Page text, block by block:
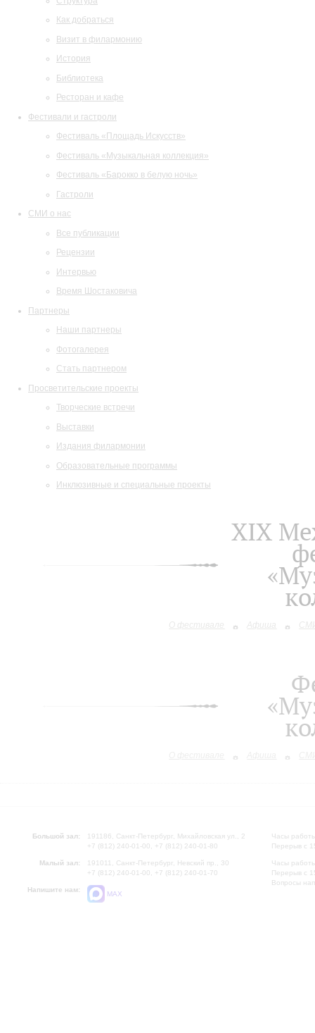
Как добраться
Визит в филармонию
История
Библиотека
Ресторан и кафе
Фестивали и гастроли
Фестиваль «Площадь Искусств»
Фестиваль «Музыкальная коллекция»
Фестиваль «Барокко в белую ночь»
Гастроли
СМИ о нас
Все публикации
Рецензии
Интервью
Время Шостаковича
Партнеры
Наши партнеры
Фотогалерея
Стать партнером
Просветительские проекты
Творческие встречи
Выставки
Издания филармонии
Образовательные программы
Инклюзивные и специальные проекты
XIХ
О фестивале Афиша
Большой зал:
191186, Санкт-Петербург, Михайловская ул., 2
+7 (812) 240-01-00, +7 (812) 240-01-80
Малый зал:
191011, Санкт-Петербург, Невский пр., 30
+7 (812) 240-01-00, +7 (812) 240-01-70
Напишите нам:
MAX
Часы
Перерыв с
Часы
Перерыв с
Вопросы